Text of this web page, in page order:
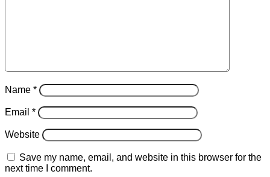
Name *
Email *
Website
Save my name, email, and website in this browser for the
next time I comment.